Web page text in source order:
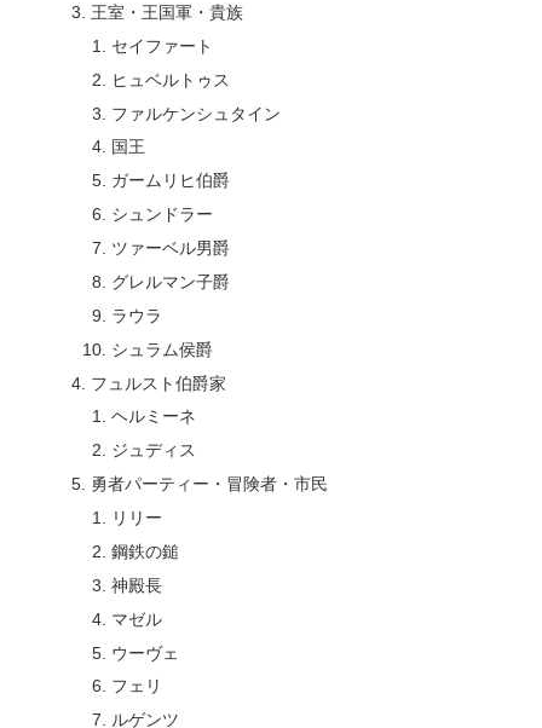
王室・王国軍・貴族
セイファート
ヒュベルトゥス
ファルケンシュタイン
国王
ガームリヒ伯爵
シュンドラー
ツァーベル男爵
グレルマン子爵
ラウラ
シュラム侯爵
フュルスト伯爵家
ヘルミーネ
ジュディス
勇者パーティー・冒険者・市民
リリー
鋼鉄の鎚
神殿長
マゼル
ウーヴェ
フェリ
ルゲンツ